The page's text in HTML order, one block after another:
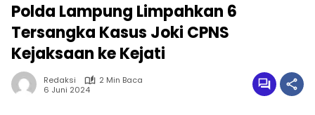
Polda Lampung Limpahkan 6
Tersangka Kasus Joki CPNS
Kejaksaan ke Kejati
Redaksi
2 Min Baca
6 Juni 2024